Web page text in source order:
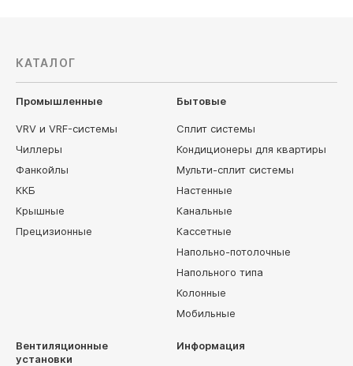
КАТАЛОГ
Промышленные
VRV и VRF-системы
Чиллеры
Фанкойлы
ККБ
Крышные
Прецизионные
Бытовые
Сплит системы
Кондиционеры для квартиры
Мульти-сплит системы
Настенные
Канальные
Кассетные
Напольно-потолочные
Напольного типа
Колонные
Мобильные
Вентиляционные
установки
Информация